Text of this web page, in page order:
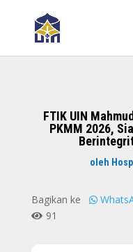
FTIK UIN
PKMM 2026,
oleh
Bagikan ke
91